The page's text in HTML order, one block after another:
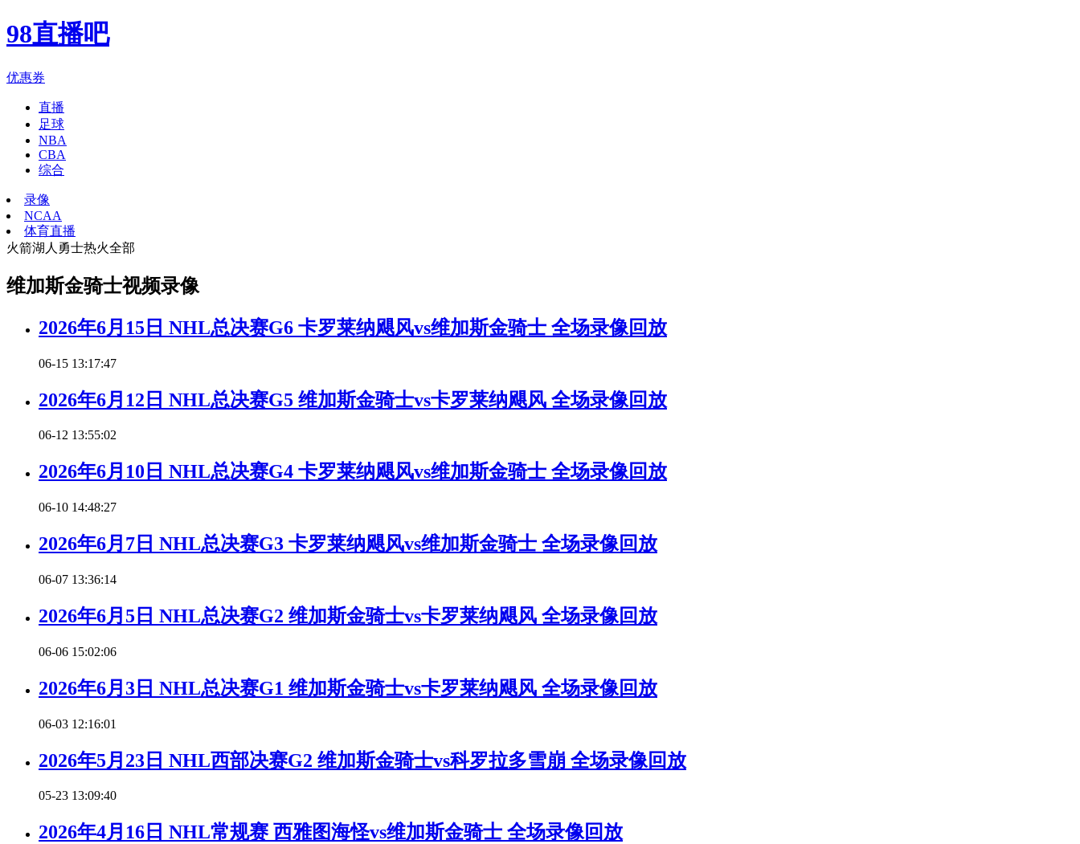
98直播吧
优惠券
直播
足球
NBA
CBA
综合
录像
NCAA
体育直播
火箭湖人 勇士热火全部
维加斯金骑士视频录像
2026年6月15日 NHL总决赛G6 卡罗莱纳飓风vs维加斯金骑士 全场录像回放
06-15 13:17:47
2026年6月12日 NHL总决赛G5 维加斯金骑士vs卡罗莱纳飓风 全场录像回放
06-12 13:55:02
2026年6月10日 NHL总决赛G4 卡罗莱纳飓风vs维加斯金骑士 全场录像回放
06-10 14:48:27
2026年6月7日 NHL总决赛G3 卡罗莱纳飓风vs维加斯金骑士 全场录像回放
06-07 13:36:14
2026年6月5日 NHL总决赛G2 维加斯金骑士vs卡罗莱纳飓风 全场录像回放
06-06 15:02:06
2026年6月3日 NHL总决赛G1 维加斯金骑士vs卡罗莱纳飓风 全场录像回放
06-03 12:16:01
2026年5月23日 NHL西部决赛G2 维加斯金骑士vs科罗拉多雪崩 全场录像回放
05-23 13:09:40
2026年4月16日 NHL常规赛 西雅图海怪vs维加斯金骑士 全场录像回放